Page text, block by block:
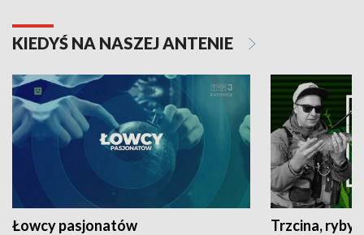
KIEDYŚ NA NASZEJ ANTENIE
Łowcy pasjonatów Trzcina, ryby